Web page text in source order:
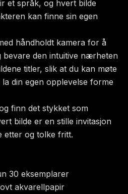
et språk, og hvert bilde
kan finne sin egen
håndholdt kamera for å
den intuitive nærheten
titler, slik at du kan møte
din egen opplevelse forme
finn det stykket som
bilde er en stille invitasjon
etter og tolke fritt.
30 eksemplarer
akvarellpapir